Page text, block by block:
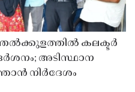
കലക്ടർ
അടിസ്ഥാന
നിർദേശം